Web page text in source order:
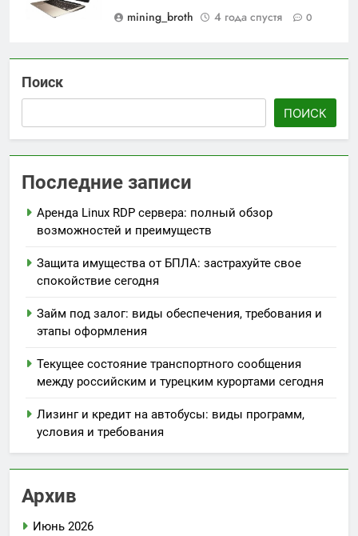
mining_broth
4 года спустя 0
Поиск
ПОИСК
Последние записи
Аренда Linux RDP сервера: полный обзор
возможностей и преимуществ
Защита имущества от БПЛА: застрахуйте свое
спокойствие сегодня
Займ под залог: виды обеспечения, требования и
этапы оформления
Текущее состояние транспортного сообщения
между российским и турецким курортами сегодня
Лизинг и кредит на автобусы: виды программ,
условия и требования
Архив
Июнь 2026